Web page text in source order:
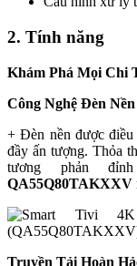
2. Tính năng
Khám Phá Mọi Chi
Công Nghệ Đèn
+ Đèn nền được điều
đầy ấn tượng. Thỏa
tương phản
QA55Q80TAKXXV
Truyền Tải Hoàn